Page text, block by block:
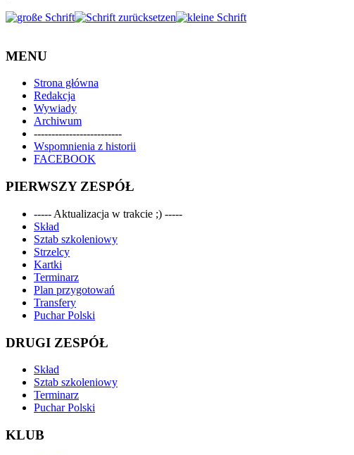
MENU
Strona główna
Redakcja
Wywiady
Archiwum
-------------------------
Wspomnienia z historii
FACEBOOK
PIERWSZY ZESPÓŁ
----- Aktualizacja w trakcie ;) -----
Skład
Sztab szkoleniowy
Strzelcy
Kartki
Terminarz
Plan przygotowań
Transfery
Puchar Polski
DRUGI ZESPÓŁ
Skład
Sztab szkoleniowy
Terminarz
Puchar Polski
KLUB